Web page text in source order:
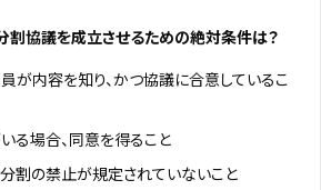
割協議を成立させるための絶対条件は？
が内容を知り、かつ協議に合意しているこ
る場合、同意を得ること
割の禁止が規定されていないこと